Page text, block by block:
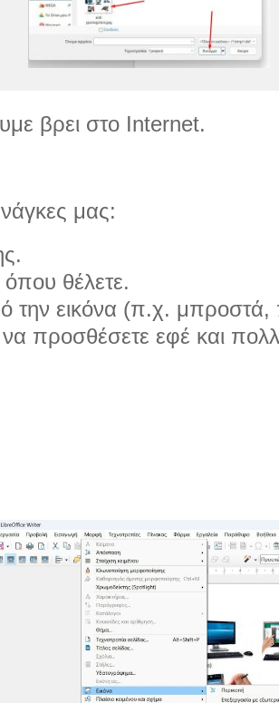
βρει στο Internet.
μας:
όπου θέλετε.
την εικόνα (π.χ.
να προσθέσετε εφέ και